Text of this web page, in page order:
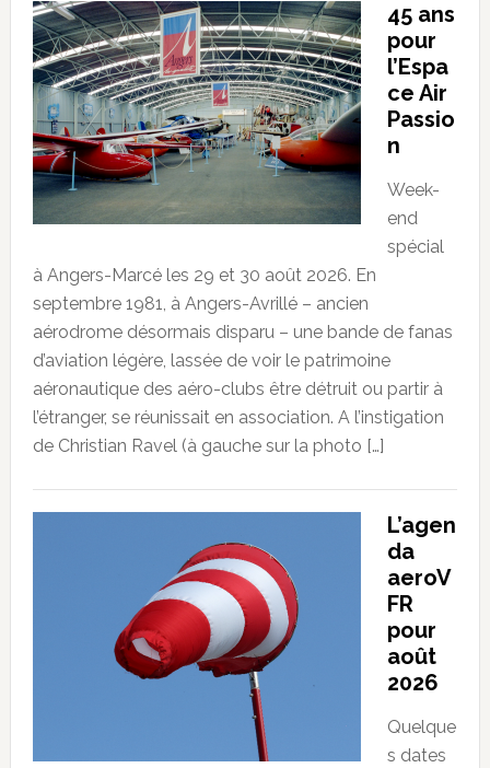
45 ans
pour
l’Espa
ce Air
Passio
n
Week-
end
spécial
à Angers-Marcé les 29 et 30 août 2026. En
septembre 1981, à Angers-Avrillé – ancien
aérodrome désormais disparu – une bande de fanas
d’aviation légère, lassée de voir le patrimoine
aéronautique des aéro-clubs être détruit ou partir à
l’étranger, se réunissait en association. A l’instigation
de Christian Ravel (à gauche sur la photo […]
L’agen
da
aeroV
FR
pour
août
2026
Quelque
s dates